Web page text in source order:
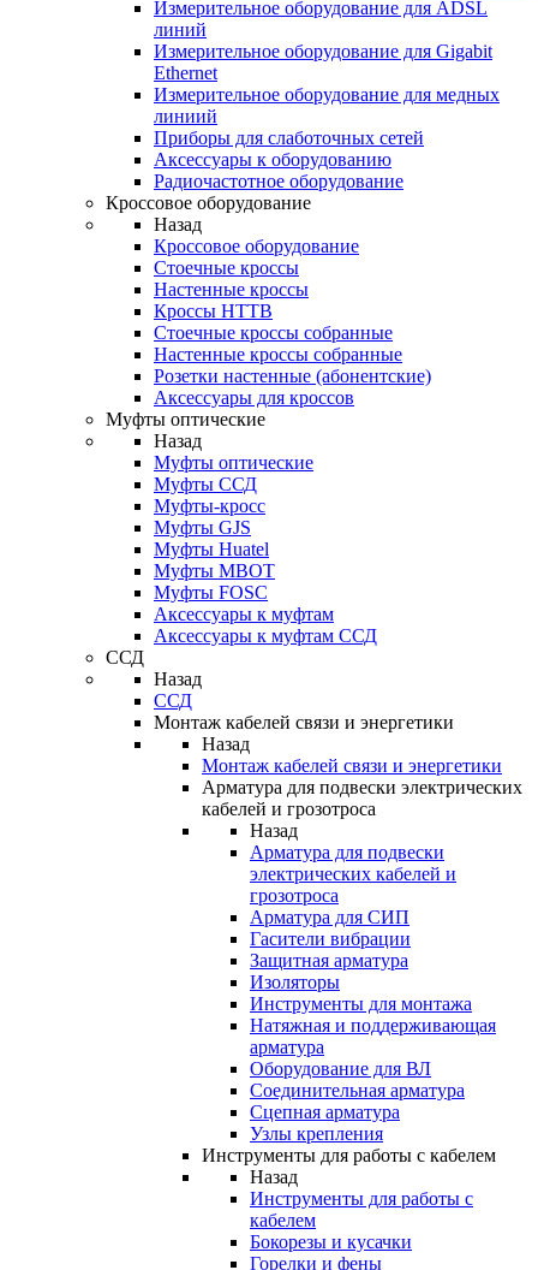
Измерительное оборудование для ADSL
линий
Измерительное оборудование для Gigabit
Ethernet
Измерительное оборудование для медных
линиий
Приборы для слаботочных сетей
Аксессуары к оборудованию
Радиочастотное оборудование
Кроссовое оборудование
Назад
Кроссовое оборудование
Стоечные кроссы
Настенные кроссы
Кроссы HTTB
Стоечные кроссы собранные
Настенные кроссы собранные
Розетки настенные (абонентские)
Аксессуары для кроссов
Муфты оптические
Назад
Муфты оптические
Муфты ССД
Муфты-кросс
Муфты GJS
Муфты Huatel
Муфты МВОТ
Муфты FOSC
Аксессуары к муфтам
Аксессуары к муфтам ССД
ССД
Назад
ССД
Монтаж кабелей связи и энергетики
Назад
Монтаж кабелей связи и энергетики
Арматура для подвески электрических
кабелей и грозотроса
Назад
Арматура для подвески
электрических кабелей и
грозотроса
Арматура для СИП
Гасители вибрации
Защитная арматура
Изоляторы
Инструменты для монтажа
Натяжная и поддерживающая
арматура
Оборудование для ВЛ
Соединительная арматура
Сцепная арматура
Узлы крепления
Инструменты для работы с кабелем
Назад
Инструменты для работы с
кабелем
Бокорезы и кусачки
Горелки и фены